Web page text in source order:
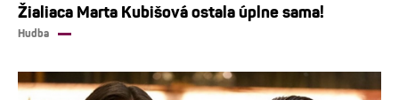
Žialiaca Marta Kubišová ostala úplne sama!
Hudba